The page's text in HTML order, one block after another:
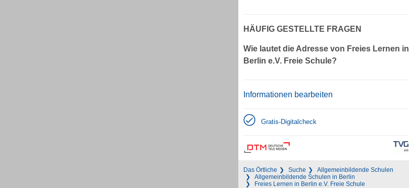
HÄUFIG GESTELLTE FRAGEN
Wie lautet die Adresse von Freies Lernen in
Berlin e.V. Freie Schule?
Informationen bearbeiten
Gratis-Digitalcheck
Das Örtliche Suche
Allgemeinbildende Schulen
Allgemeinbildende Schulen in Berlin
Freies Lernen in Berlin e.V. Freie Schule